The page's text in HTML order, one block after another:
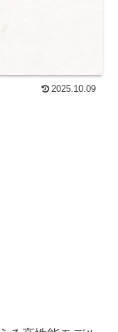
2025.10.09